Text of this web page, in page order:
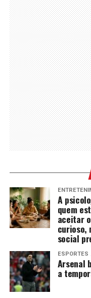
A
quem
aceitar
curioso,
social
ESPORTES
Arsenal
a